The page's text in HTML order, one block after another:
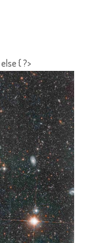
{ ?>